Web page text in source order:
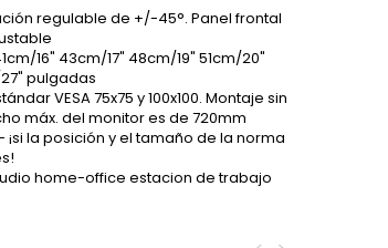
regulable de +/-45°. Panel frontal
16" 43cm/17" 48cm/19" 51cm/20"
pulgadas
VESA 75x75 y 100x100. Montaje sin
máx. del monitor es de 720mm
la posición y el tamaño de la norma
home-office estacion de trabajo